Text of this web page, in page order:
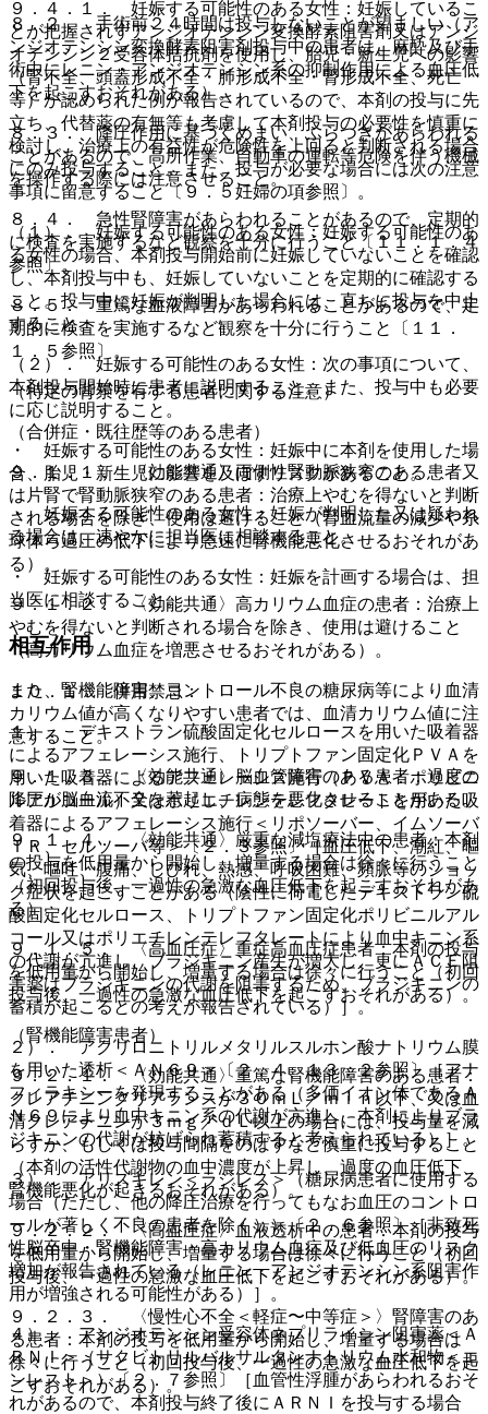
９．４．１． 妊娠する可能性のある女性：妊娠しているこ
とが把握されずアンジオテンシン変換酵素阻害剤又はアンジ
オテンシン２受容体拮抗剤を使用し、胎児・新生児への影響
（腎不全、頭蓋形成不全・肺形成不全・腎形成不全、死亡
等）が認められた例が報告されているので、本剤の投与に先
立ち、代替薬の有無等も考慮して本剤投与の必要性を慎重に
検討し、治療上の有益性が危険性を上回ると判断される場合
にのみ投与すること。また、投与が必要な場合には次の注意
事項に留意すること〔９．５妊婦の項参照〕。
（１）． 妊娠する可能性のある女性：妊娠する可能性のあ
る女性の場合、本剤投与開始前に妊娠していないことを確認
し、本剤投与中も、妊娠していないことを定期的に確認する
こと。投与中に妊娠が判明した場合には、直ちに投与を中止
すること。
（２）． 妊娠する可能性のある女性：次の事項について、
本剤投与開始時に患者に説明すること。また、投与中も必要
に応じ説明すること。
・ 妊娠する可能性のある女性：妊娠中に本剤を使用した場
合、胎児・新生児に影響を及ぼすリスクがあること。
・ 妊娠する可能性のある女性：妊娠が判明した又は疑われ
る場合は、速やかに担当医に相談すること。
・ 妊娠する可能性のある女性：妊娠を計画する場合は、担
当医に相談すること。
相互作用
１０．１． 併用禁忌：
１）． デキストラン硫酸固定化セルロースを用いた吸着器
によるアフェレーシス施行、トリプトファン固定化ＰＶＡを
用いた吸着器によるアフェレーシス施行（ＰＶＡ：ポリビニ
ルアルコール）又はポリエチレンテレフタレートを用いた吸
着器によるアフェレーシス施行＜リポソーバー、イムソーバ
ＴＲ、セルソーバ等＞〔２．３参照〕［血圧低下、潮紅、嘔
気、嘔吐、腹痛、しびれ、熱感、呼吸困難、頻脈等のショッ
ク症状を起こすことがある（陰性に荷電したデキストラン硫
酸固定化セルロース、トリプトファン固定化ポリビニルアル
コール又はポリエチレンテレフタレートにより血中キニン系
の代謝が亢進し、ブラジキニン産生が増大し、更にＡＣＥ阻
害薬はブラジキニンの代謝を阻害するため、ブラジキニンの
蓄積が起こるとの考えが報告されている）］。
２）． アクリロニトリルメタリルスルホン酸ナトリウム膜
を用いた透析＜ＡＮ６９＞〔２．４、１３．２参照〕［アナ
フィラキシーを発現することがある（多価イオン体であるＡ
Ｎ６９により血中キニン系の代謝が亢進し、本剤によりブラ
ジキニンの代謝が妨げられ蓄積すると考えられている）］。
３）． アリスキレン＜ラジレス＞（糖尿病患者に使用する
場合（ただし、他の降圧治療を行ってもなお血圧のコントロ
ールが著しく不良の患者を除く））〔２．６参照〕［非致死
性脳卒中・腎機能障害・高カリウム血症及び低血圧のリスク
増加が報告されている（レニン・アンジオテンシン系阻害作
用が増強される可能性がある）］。
４）． アンジオテンシン受容体ネプリライシン阻害薬＜Ａ
ＲＮＩ＞（サクビトリルバルサルタンナトリウム水和物＜エ
ンレスト＞）〔２．７参照〕［血管性浮腫があらわれるおそ
れがあるので、本剤投与終了後にＡＲＮＩを投与する場合
８．２． 手術前２４時間は投与しないことが望ましい（ア
ンジオテンシン変換酵素阻害剤投与中の患者は、麻酔及び手
術中にレニン・アンジオテンシン系の抑制作用による血圧低
下を起こすおそれがある）。
８．３． 降圧作用に基づくめまい、ふらつきがあらわれる
ことがあるので、高所作業、自動車の運転等危険を伴う機械
を操作する際には注意させること。
８．４． 急性腎障害があらわれることがあるので、定期的
に検査を実施するなど観察を十分に行うこと〔１１．１．４
参照〕。
８．５． 重篤な血液障害があらわれることがあるので、定
期的に検査を実施するなど観察を十分に行うこと〔１１．
１．５参照〕。
（特定の背景を有する患者に関する注意）
（合併症・既往歴等のある患者）
９．１．１． 〈効能共通〉両側性腎動脈狭窄のある患者又
は片腎で腎動脈狭窄のある患者：治療上やむを得ないと判断
される場合を除き、使用は避けること（腎血流量の減少や糸
球体ろ過圧の低下により急速に腎機能悪化させるおそれがあ
る）。
９．１．２． 〈効能共通〉高カリウム血症の患者：治療上
やむを得ないと判断される場合を除き、使用は避けること
（高カリウム血症を増悪させるおそれがある）。
また、腎機能障害、コントロール不良の糖尿病等により血清
カリウム値が高くなりやすい患者では、血清カリウム値に注
意すること。
９．１．３． 〈効能共通〉脳血管障害のある患者：過度の
降圧が脳血流不全を惹起し、病態を悪化させることがある。
９．１．４． 〈効能共通〉厳重な減塩療法中の患者：本剤
の投与を低用量から開始し、増量する場合は徐々に行うこと
（初回投与後、一過性の急激な血圧低下を起こすおそれがあ
る）。
９．１．５． 〈高血圧症〉重症高血圧症患者：本剤の投与
を低用量から開始し、増量する場合は徐々に行うこと（初回
投与後、一過性の急激な血圧低下を起こすおそれがある）。
（腎機能障害患者）
９．２．１． 〈効能共通〉重篤な腎機能障害のある患者：
クレアチニンクリアランスが３０ｍＬ／ｍｉｎ以下、又は血
清クレアチニンが３ｍｇ／ｄＬ以上の場合には、投与量を減
らすか、もしくは投与間隔をのばすなど慎重に投与すること
（本剤の活性代謝物の血中濃度が上昇し、過度の血圧低下、
腎機能悪化が起きるおそれがある）。
９．２．２． 〈高血圧症〉血液透析中の患者：本剤の投与
を低用量から開始し、増量する場合は徐々に行うこと（初回
投与後、一過性の急激な血圧低下を起こすおそれがある）。
９．２．３． 〈慢性心不全＜軽症〜中等症＞〉腎障害のあ
る患者：本剤の投与を低用量から開始し、増量する場合は
徐々に行うこと（初回投与後、一過性の急激な血圧低下を起
こすおそれがある）。